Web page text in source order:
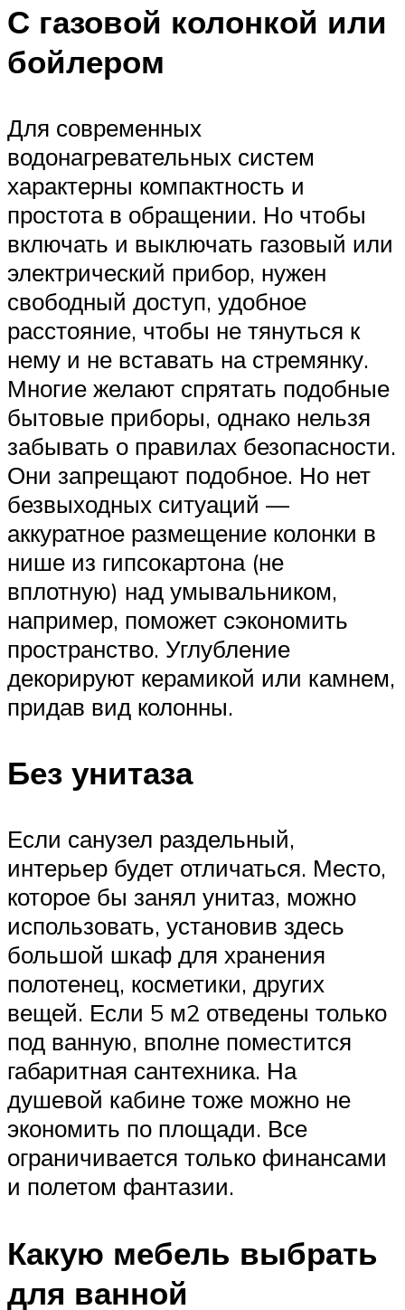
С газовой колонкой или
бойлером
Для современных
водонагревательных систем
характерны компактность и
простота в обращении. Но чтобы
включать и выключать газовый или
электрический прибор, нужен
свободный доступ, удобное
расстояние, чтобы не тянуться к
нему и не вставать на стремянку.
Многие желают спрятать подобные
бытовые приборы, однако нельзя
забывать о правилах безопасности.
Они запрещают подобное. Но нет
безвыходных ситуаций —
аккуратное размещение колонки в
нише из гипсокартона (не
вплотную) над умывальником,
например, поможет сэкономить
пространство. Углубление
декорируют керамикой или камнем,
придав вид колонны.
Без унитаза
Если санузел раздельный,
интерьер будет отличаться. Место,
которое бы занял унитаз, можно
использовать, установив здесь
большой шкаф для хранения
полотенец, косметики, других
вещей. Если 5 м2 отведены только
под ванную, вполне поместится
габаритная сантехника. На
душевой кабине тоже можно не
экономить по площади. Все
ограничивается только финансами
и полетом фантазии.
Какую мебель выбрать
для ванной